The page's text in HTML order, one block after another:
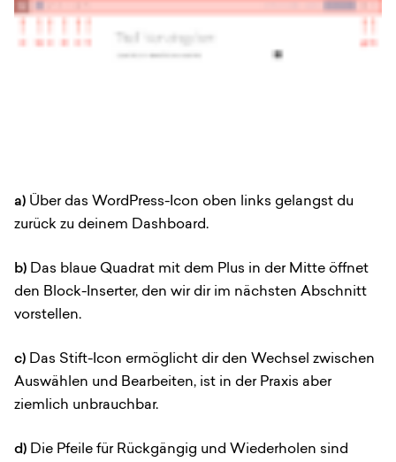
a) Über das WordPress-Icon oben links gelangst du
zurück zu deinem Dashboard.
b) Das blaue Quadrat mit dem Plus in der Mitte öffnet
den Block-Inserter, den wir dir im nächsten Abschnitt
vorstellen.
c) Das Stift-Icon ermöglicht dir den Wechsel zwischen
Auswählen und Bearbeiten, ist in der Praxis aber
ziemlich unbrauchbar.
d) Die Pfeile für Rückgängig und Wiederholen sind